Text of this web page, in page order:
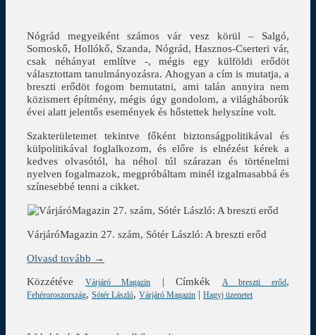
Nógrád megyeiként számos vár vesz körül – Salgó,
Somoskő, Hollókő, Szanda, Nógrád, Hasznos-Cserteri vár,
csak néhányat említve -, mégis egy külföldi erődöt
választottam tanulmányozásra. Ahogyan a cím is mutatja, a
breszti erődöt fogom bemutatni, ami talán annyira nem
közismert építmény, mégis úgy gondolom, a világháborúk
évei alatt jelentős események és hőstettek helyszíne volt.
Szakterületemet tekintve főként biztonságpolitikával és
külpolitikával foglalkozom, és előre is elnézést kérek a
kedves olvasótól, ha néhol túl szárazan és történelmi
nyelven fogalmazok, megpróbáltam minél izgalmasabbá és
színesebbé tenni a cikket.
VárjáróMagazin 27. szám, Sótér László: A breszti erőd
Olvasd tovább →
Közzétéve
Várjáró Magazin |Címkék A breszti erőd,
Fehéroroszország,Sótér László,Várjáró Magazin |Hagyj üzenetet